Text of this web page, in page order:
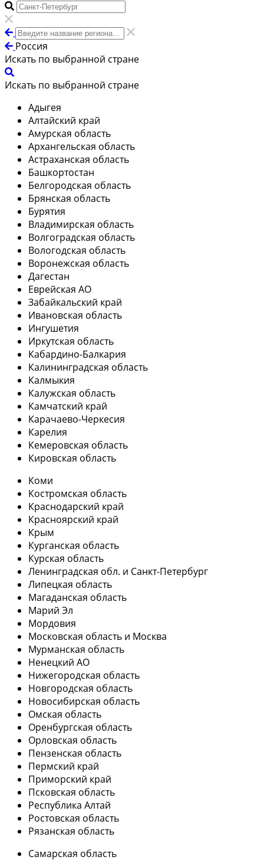
Россия
Искать по выбранной стране
Искать по выбранной стране
Адыгея
Алтайский край
Амурская область
Архангельская область
Астраханская область
Башкортостан
Белгородская область
Брянская область
Бурятия
Владимирская область
Волгоградская область
Вологодская область
Воронежская область
Дагестан
Еврейская АО
Забайкальский край
Ивановская область
Ингушетия
Иркутская область
Кабардино-Балкария
Калининградская область
Калмыкия
Калужская область
Камчатский край
Карачаево-Черкесия
Карелия
Кемеровская область
Кировская область
Коми
Костромская область
Краснодарский край
Красноярский край
Крым
Курганская область
Курская область
Ленинградская обл. и Санкт-Петербург
Липецкая область
Магаданская область
Марий Эл
Мордовия
Московская область и Москва
Мурманская область
Ненецкий АО
Нижегородская область
Новгородская область
Новосибирская область
Омская область
Оренбургская область
Орловская область
Пензенская область
Пермский край
Приморский край
Псковская область
Республика Алтай
Ростовская область
Рязанская область
Самарская область